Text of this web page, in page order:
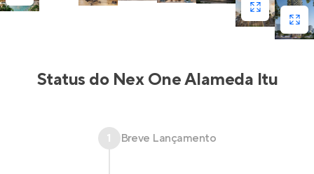
Status do Nex One Alameda Itu
1 Breve Lançamento